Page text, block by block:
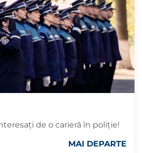
de o carieră în poliție!
MAI DEPARTE